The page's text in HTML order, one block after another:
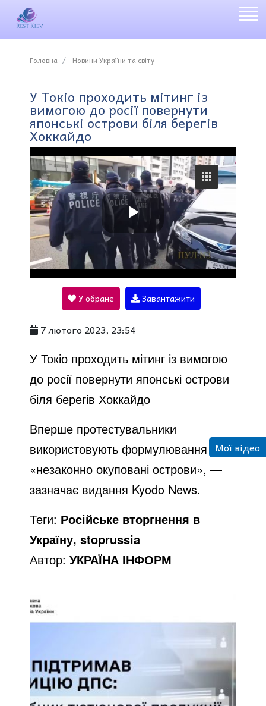
Головна Новини України та світу
У Токіо проходить мітинг із
вимогою до росії повернути
японські острови біля берегів
Хоккайдо
P
l
a
y
V
i
d
e
o
У обране Завантажити
7 лютого 2023, 23:54
У Токіо проходить мітинг із вимогою
до росії повернути японські острови
біля берегів Хоккайдо
Вперше протестувальники
використовують формулювання
«незаконно окуповані острови», —
зазначає видання Kyodo News.
Теги: Російське вторгнення в
Україну, stoprussia
Автор:УКРАЇНА ІНФОРМ
Мої відео